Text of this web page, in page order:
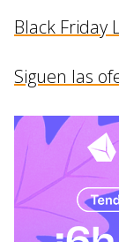
Black Friday
Siguen las